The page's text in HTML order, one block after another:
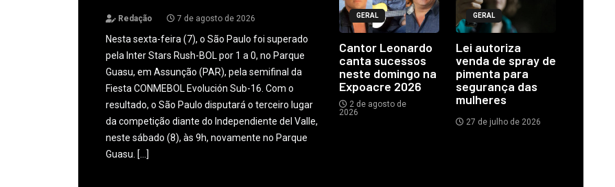
Redação 7 de agosto de 2026
Nesta sexta-feira (7), o São Paulo foi superado
pela Inter Stars Rush-BOL por 1 a 0, no Parque
Guasu, em Assunção (PAR), pela semifinal da
Fiesta CONMEBOL Evolución Sub-16. Com o
resultado, o São Paulo disputará o terceiro lugar
da competição diante do Independiente del Valle,
neste sábado (8), às 9h, novamente no Parque
Guasu. […]
GERAL
Cantor Leonardo
canta sucessos
neste domingo na
Expoacre 2026
2 de agosto de
2026
GERAL
Lei autoriza
venda de spray de
pimenta para
segurança das
mulheres
27 de julho de 2026